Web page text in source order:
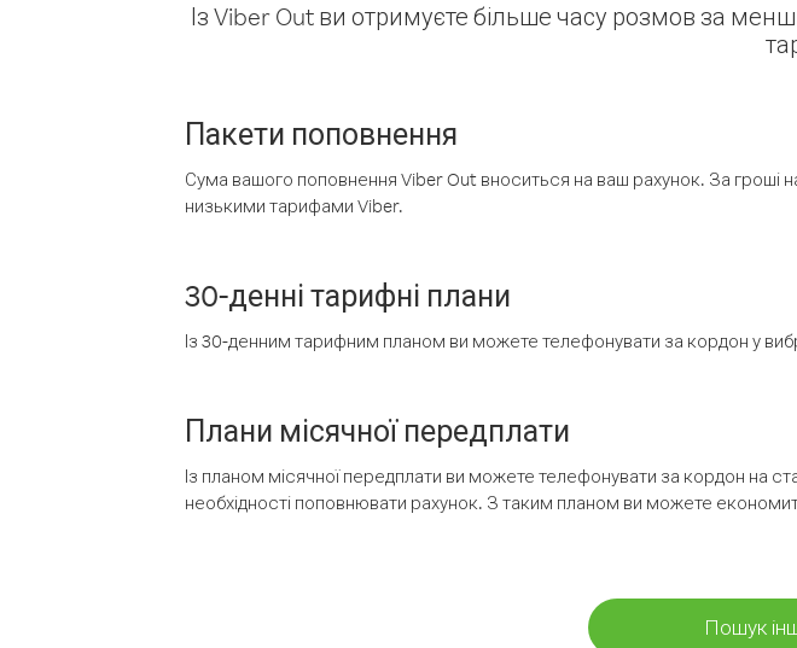
Із Viber Out ви отримуєте більше часу розмов за
Пакети поповнення
Сума вашого поповнення Viber Out вноситься на ваш рахунок. За гроші
низькими тарифами Viber.
30-денні тарифні плани
Із 30-денним тарифним планом ви можете телефонувати за кордон у
Плани місячної передплати
Із планом місячної передплати ви можете телефонувати за кордон на
необхідності поповнювати рахунок. З таким планом ви можете
Пошук